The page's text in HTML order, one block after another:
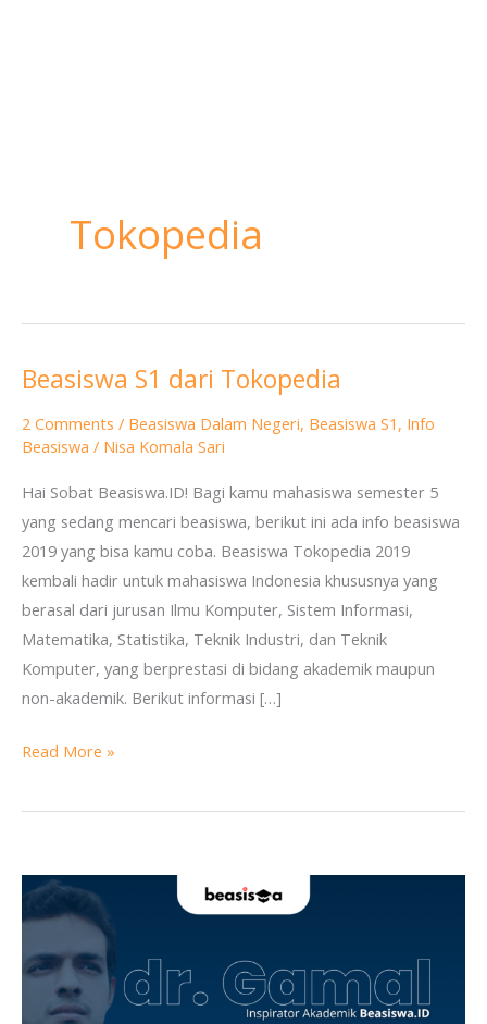
Tokopedia
Beasiswa S1 dari Tokopedia
2 Comments / Beasiswa Dalam Negeri, Beasiswa S1 , Info
Beasiswa / Nisa Komala Sari
Hai Sobat Beasiswa.ID! Bagi kamu mahasiswa semester 5
yang sedang mencari beasiswa, berikut ini ada info beasiswa
2019 yang bisa kamu coba. Beasiswa Tokopedia 2019
kembali hadir untuk mahasiswa Indonesia khususnya yang
berasal dari jurusan Ilmu Komputer, Sistem Informasi,
Matematika, Statistika, Teknik Industri, dan Teknik
Komputer, yang berprestasi di bidang akademik maupun
non-akademik. Berikut informasi […]
Beasiswa
dari
Read More »